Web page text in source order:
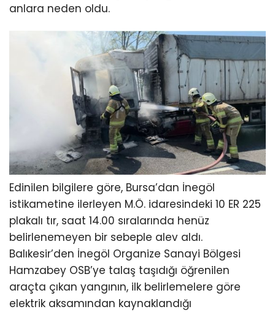
anlara neden oldu.
Edinilen bilgilere göre, Bursa’dan İnegöl
istikametine ilerleyen M.Ö. idaresindeki 10 ER 225
plakalı tır, saat 14.00 sıralarında henüz
belirlenemeyen bir sebeple alev aldı.
Balıkesir’den İnegöl Organize Sanayi Bölgesi
Hamzabey OSB’ye talaş taşıdığı öğrenilen
araçta çıkan yangının, ilk belirlemelere göre
elektrik aksamından kaynaklandığı